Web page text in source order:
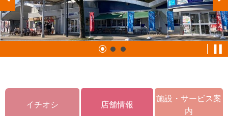
イチオシ 店舗情報
施設・サービス案
内